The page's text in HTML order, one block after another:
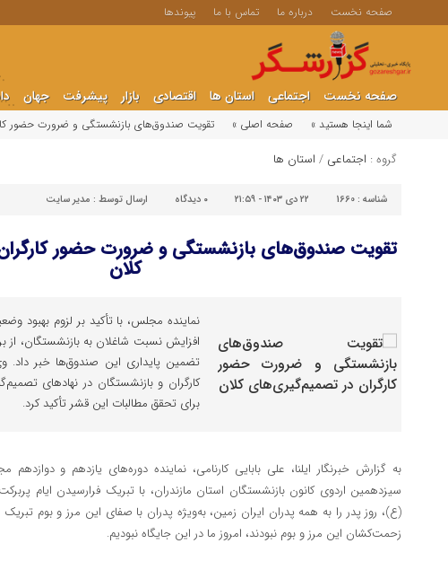
صفحه نخست درباره ما تماس با ما پیوندها
صفحه نخست اجتماعی استان ها اقتصادی بازار پیشرفت جهان
شما اینجا هستید » صفحه اصلی » تقویت صندوق‌های بازنشستگی و ضرورت حضور
گروه : اجتماعی / استان ها
شناسه : 1660 ۲۲ دی ۱۴۰۳ - ۲۱:۵۹ ۰ دیدگاه ارسال توسط : مدیر سایت
تقویت صندوق‌های بازنشستگی و ضرورت حضور
کلان
نماینده مجلس، با تأکید بر لزوم بهبود
افزایش نسبت شاغلان به بازنشستگان،
تضمین پایداری این صندوق‌ها خبر
کارگران و بازنشستگان در نهادهای
برای تحقق مطالبات این قشر تأکید کرد.
به گزارش خبرنگار ایلنا، علی بابایی کارنامی، نماینده دوره‌های یازدهم و
سیزدهمین اردوی کانون بازنشستگان استان مازندران، با تبریک فرارسیدن ایام
(ع)، روز پدر را به همه پدران ایران زمین، به‌ویژه پدران با صفای این مرز و بوم
زحمت‌کشان این مرز و بوم نبودند، امروز ما در این جایگاه نبودیم.